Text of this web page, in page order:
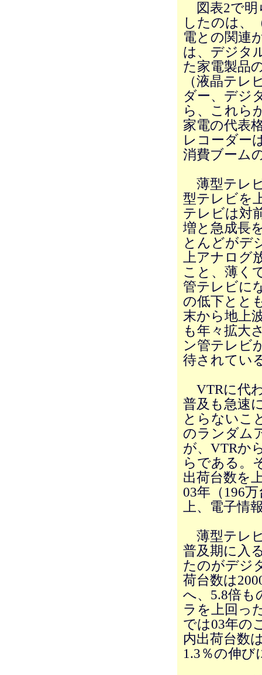
図表2で明
したのは、
電との関連
は、デジタ
た家電製品
（液晶テ
ダー、デジ
ら、これら
家電の代表
レコーダー
消費ブーム
薄型テレ
型テレビを
テレビは対
増と急成長
とんどがデ
上アナログ
こと、薄く
管テレビに
の低下とと
末から地上
も年々拡大
ン管テレビ
待されてい
VTRに代
普及も急速
とらないこ
のランダム
が、VTRか
らである。
出荷台数を
03年（196
上、電子情
薄型テレ
普及期に入
たのがデジ
荷台数は
へ、5.8倍も
ラを上回っ
では03年の
内出荷台数
1.3％の伸